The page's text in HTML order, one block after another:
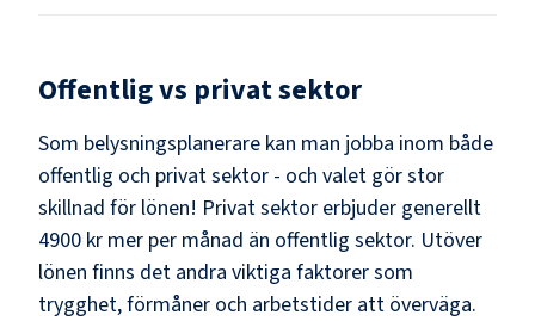
Offentlig vs privat sektor
Som belysningsplanerare kan man jobba inom både
offentlig och privat sektor - och valet gör stor
skillnad för lönen! Privat sektor erbjuder generellt
4900 kr mer per månad än offentlig sektor. Utöver
lönen finns det andra viktiga faktorer som
trygghet, förmåner och arbetstider att överväga.